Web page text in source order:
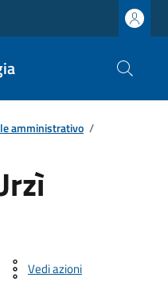
amministrativo /
Vedi azioni